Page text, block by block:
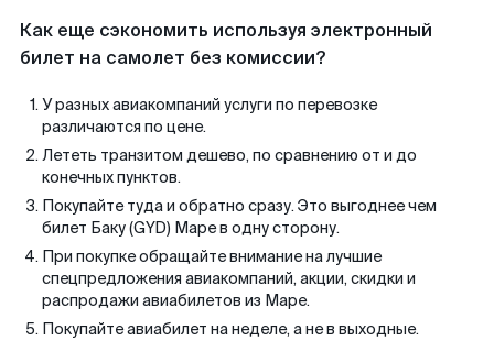
Как еще сэкономить используя электронный
билет на самолет без комиссии?
У разных авиакомпаний услуги по перевозке
различаются по цене.
Лететь транзитом дешево, по сравнению от и до
конечных пунктов.
Покупайте туда и обратно сразу. Это выгоднее чем
билет Баку (GYD) Маре в одну сторону.
При покупке обращайте внимание на лучшие
спецпредложения авиакомпаний, акции, скидки и
распродажи авиабилетов из Маре.
Покупайте авиабилет на неделе, а не в выходные.